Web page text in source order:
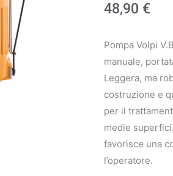
48,90 €
Pompa Volpi
manuale,
Leggera, ma
costruzione e
per il
medie
favorisce una
l’operatore.